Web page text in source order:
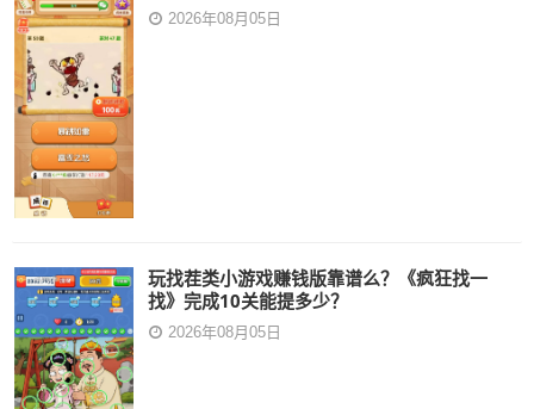
2026年08月05日
玩找茬类小游戏赚钱版靠谱么？《疯狂找一
找》完成10关能提多少？
2026年08月05日